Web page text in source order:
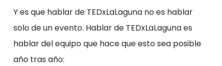
Y es que hablar de TEDxLaLaguna no es hablar
solo de un evento. Hablar de TEDxLaLaguna es
hablar del equipo que hace que esto sea posible
año tras año: